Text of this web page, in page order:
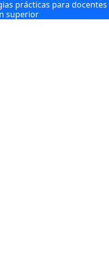
prácticas para docentes
superior